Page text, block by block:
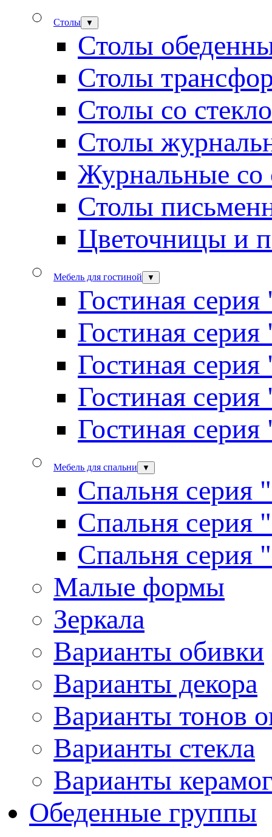
Столы ▼
Столы
Столы
Столы со
Столы
Журнальные со
Столы
Цветочницы и
Мебель для гостиной ▼
Гостиная
Гостиная
Гостиная
Гостиная
Гостиная
Мебель для спальни ▼
Спальня серия
Спальня серия
Спальня серия
Малые формы
Зеркала
Варианты обивки
Варианты декора
Варианты тонов
Варианты стекла
Варианты
Обеденные группы